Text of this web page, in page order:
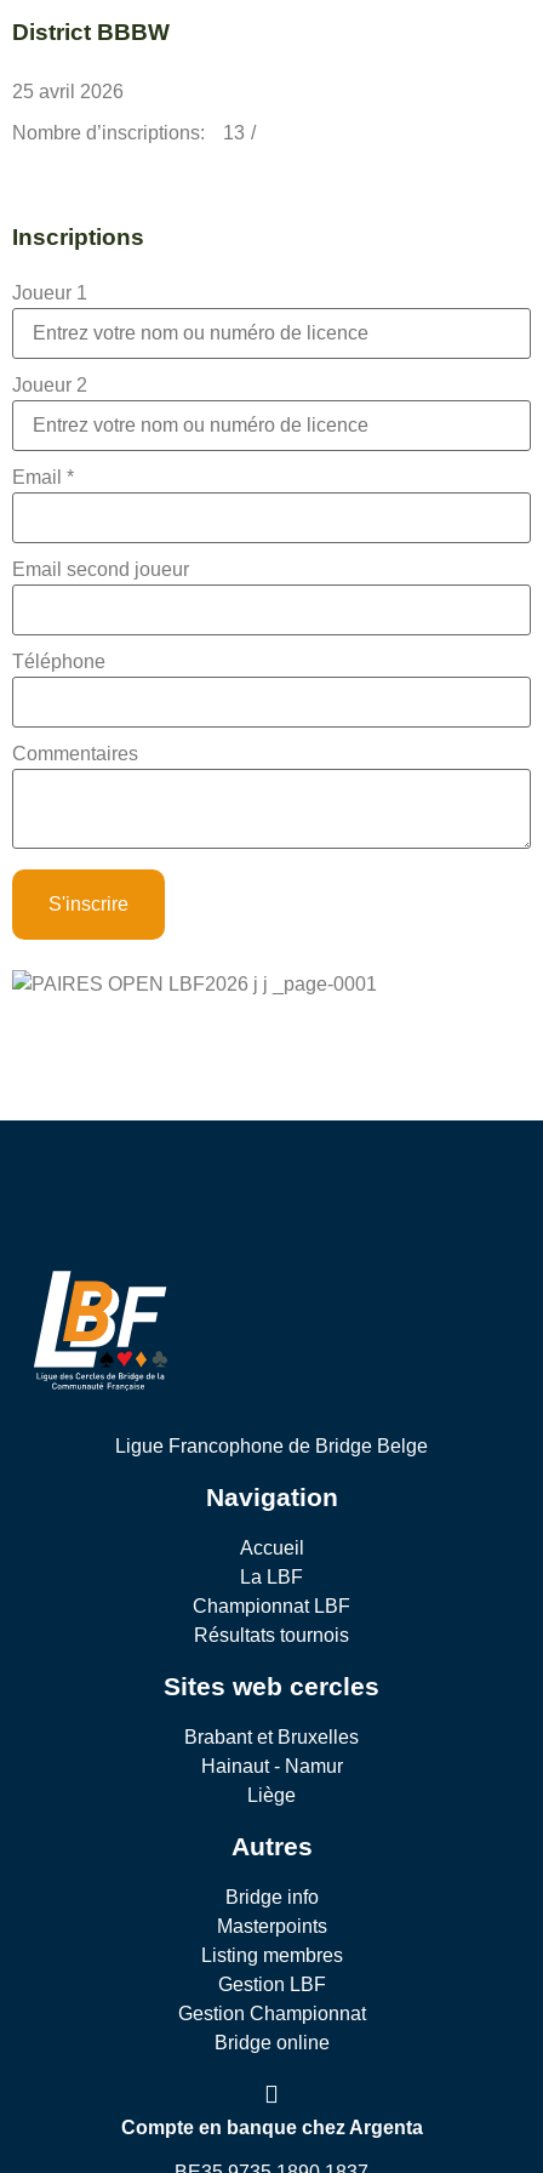
District BBBW
25 avril 2026
Nombre d’inscriptions:
13 /
Inscriptions
Joueur 1
Joueur 2
Email *
Email second joueur
Téléphone
Commentaires
S'inscrire
Ligue Francophone de Bridge Belge
Navigation
Accueil
La LBF
Championnat LBF
Résultats tournois
Sites web cercles
Brabant et Bruxelles
Hainaut - Namur
Liège
Autres
Bridge info
Masterpoints
Listing membres
Gestion LBF
Gestion Championnat
Bridge online
Compte en banque chez Argenta